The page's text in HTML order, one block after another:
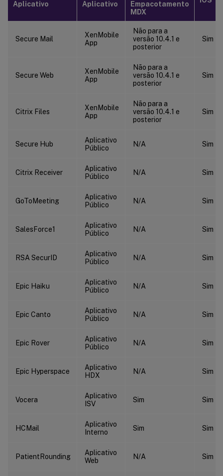
Aplicativo
Aplicativo
Empacotamento
MDX
Secure Mail
XenMobile
App
Não para a
versão 10.4.1 e
posterior
Sim
Secure Web
XenMobile
App
Não para a
versão 10.4.1 e
posterior
Sim
Citrix Files
XenMobile
App
Não para a
versão 10.4.1 e
posterior
Sim
Secure Hub
Aplicativo
Público
N/A Sim
Citrix Receiver
Aplicativo
Público
N/A Sim
GoToMeeting
Aplicativo
Público
N/A Sim
SalesForce1
Aplicativo
Público
N/A Sim
RSA SecurID
Aplicativo
Público
N/A Sim
Epic Haiku
Aplicativo
Público
N/A Sim
Epic Canto
Aplicativo
Público
N/A Sim
Epic Rover
Aplicativo
Público
N/A Sim
Epic Hyperspace
Aplicativo
HDX
N/A Sim
Vocera
Aplicativo
ISV
Sim Sim
HCMail
Aplicativo
Interno
Sim Sim
PatientRounding
Aplicativo
Web
N/A Sim